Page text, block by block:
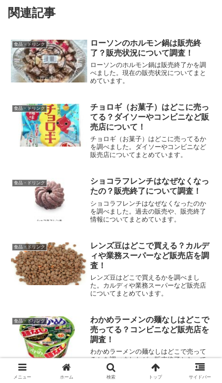
関連記事
食品・ドリンク
ローソンのホルモン鍋は販売終
了？販売状況について調査！
ローソンのホルモン鍋は販売終了かを調
べました。現在の販売状況についてまと
めています。
食品・ドリンク
チョロギ（お菓子）はどこに売っ
てる？ダイソーやコンビニなど販
売店について！
チョロギ（お菓子）はどこに売ってるか
を調べました。ダイソーやコンビニなど
販売店についてまとめています。
食品・ドリンク
ショコラフレンチはなぜなくなっ
たの？販売終了について調査！
ショコラフレンチはなぜなくなったのか
を調べました。過去の販売や、販売終了
情報についてまとめています。
食品・ドリンク
レンズ豆はどこで買える？カルデ
ィや業務スーパーなど販売店を調
査！
レンズ豆はどこで買えるかを調べまし
た。カルディや業務スーパーなど販売店
についてまとめています。
食品・ドリンク
わかめラーメンの麺なしはどこで
売ってる？コンビニなど販売店を
調査！
わかめラーメンの麺なしはどこで売って
るかを調べましたが、販売終了となって
いたようです。
メニュー ホーム 検索 トップ サイドバー